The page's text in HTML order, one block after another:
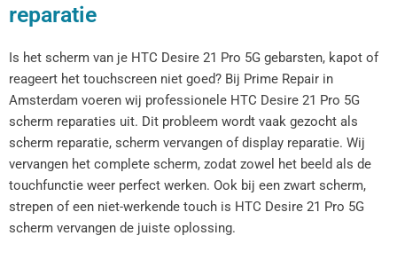
reparatie
Is het scherm van je HTC Desire 21 Pro 5G gebarsten, kapot of
reageert het touchscreen niet goed? Bij Prime Repair in
Amsterdam voeren wij professionele HTC Desire 21 Pro 5G
scherm reparaties uit. Dit probleem wordt vaak gezocht als
scherm reparatie, scherm vervangen of display reparatie. Wij
vervangen het complete scherm, zodat zowel het beeld als de
touchfunctie weer perfect werken. Ook bij een zwart scherm,
strepen of een niet-werkende touch is HTC Desire 21 Pro 5G
scherm vervangen de juiste oplossing.